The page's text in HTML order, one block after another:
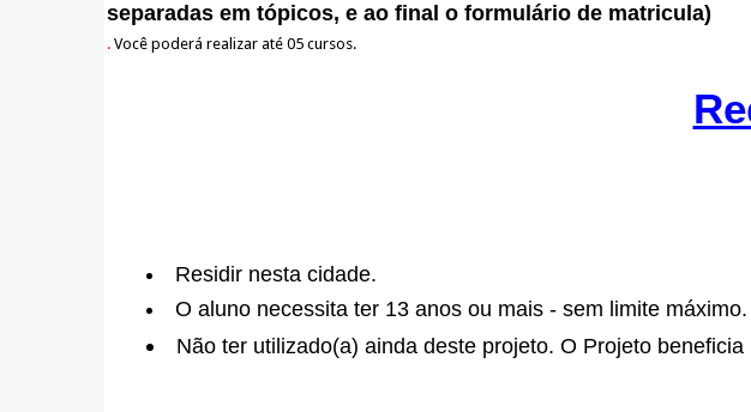
separadas em tópicos, e ao final o formulário de matricula)
. Você poderá realizar até 05 cursos.
Residir nesta cidade.
O aluno necessita ter 13 anos ou mais - sem limite máximo.
Não ter utilizado(a) ainda deste projeto. O Projeto beneficia